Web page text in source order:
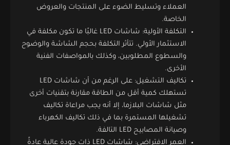
العملاء وتسليط الضوء على المنتجات والعروض
الخاصة.
التكلفة الأولية: شاشات LED غالبًا ما تكون مكلفة في
الاستثمار الأولي. تتأثر التكلفة بحجم الشاشة والوضوح
والسطوع المطلوبين، وكذلك بالمواصفات الفنية
الأخرى.
تكاليف التشغيل: على الرغم من أن شاشات LED
تستهلك كمية أقل من الطاقة مقارنة بتقنيات أخرى
مثل شاشات البلازما، إلا أنه يجب مراعاة تكاليف
تشغيلها المستمرة بما في ذلك تكاليف الكهرباء
وصيانة المصابيح LED التالفة.
العمر الافتراضي: شاشات LED ذات جودة عالية عادةً